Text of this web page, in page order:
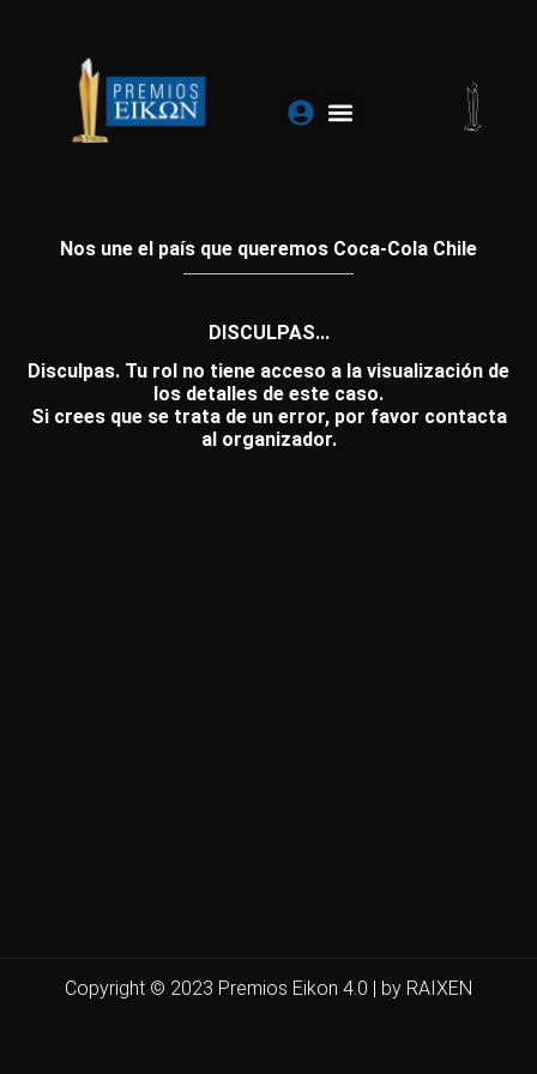
contenido
Nos une el país que queremos Coca-Cola Chile
DISCULPAS...
Disculpas. Tu rol no tiene acceso a la visualización de
los detalles de este caso.
Si crees que se trata de un error, por favor contacta
al organizador.
Copyright © 2023 Premios Eikon 4.0 | by RAIXEN